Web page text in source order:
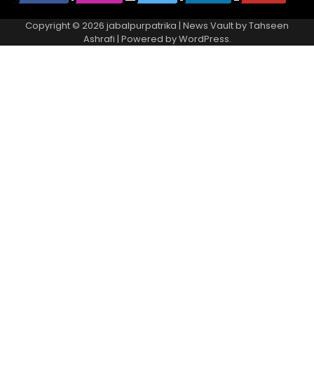
Copyright © 2026 jabalpurpatrika | News Vault byTahseen
Ashrafi | Powered byWordPress.